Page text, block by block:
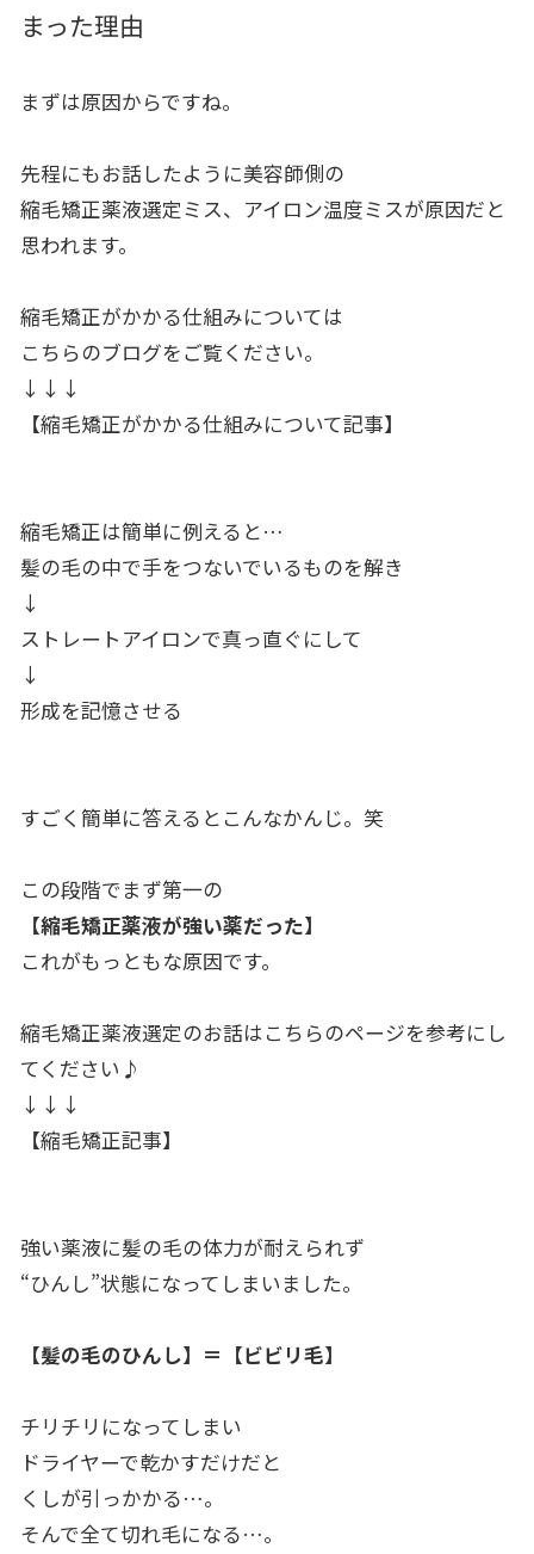
まった理由
まずは原因からですね。
先程にもお話したように美容師側の
縮毛矯正薬液選定ミス、アイロン温度ミスが原因だと
思われます。
縮毛矯正がかかる仕組みについては
こちらのブログをご覧ください。
↓↓↓
【縮毛矯正がかかる仕組みについて記事】
縮毛矯正は簡単に例えると…
髪の毛の中で手をつないでいるものを解き
↓
ストレートアイロンで真っ直ぐにして
↓
形成を記憶させる
すごく簡単に答えるとこんなかんじ。笑
この段階でまず第一の
【縮毛矯正薬液が強い薬だった】
これがもっともな原因です。
縮毛矯正薬液選定のお話はこちらのページを参考にし
てください♪
↓↓↓
【縮毛矯正記事】
強い薬液に髪の毛の体力が耐えられず
“ひんし”状態になってしまいました。
【髪の毛のひんし】＝【ビビリ毛】
チリチリになってしまい
ドライヤーで乾かすだけだと
くしが引っかかる…。
そんで全て切れ毛になる…。